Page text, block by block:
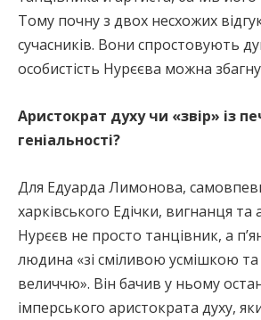
Тому почну з двох несхожих
сучасників. Вони спростовують
особистість Нурєєва можна
Аристократ духу чи «звір» із
геніальності?
Для Едуарда Лимонова,
харківського Едічки, вигнанця та
Нурєєв не просто танцівник, а
людина «зі сміливою усмішкою
величчю». Він бачив у ньому
імперського аристократа духу,